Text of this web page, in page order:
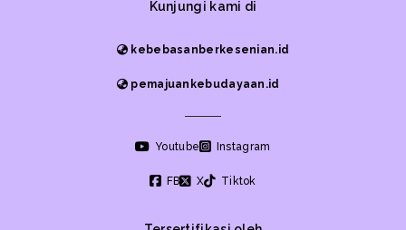
Kunjungi kami di
kebebasanberkesenian.id
pemajuankebudayaan.id
Youtube Instagram
FB X Tiktok